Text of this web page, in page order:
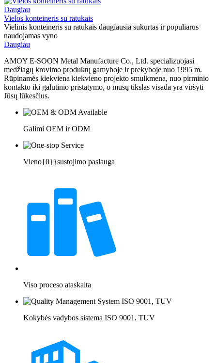
Daugiau
Vielos konteineris su ratukais
Vielinis konteineris su ratukais daugiausia sukurtas ir populiarus
naudojamas vyno
Daugiau
AMOY E-SOON Metal Manufacture Co., Ltd. specializuojasi
medžiagų krovimo produktų gamyboje ir prekyboje nuo 1995 m.
Rūpinamės kiekviena kiekvieno projekto smulkmena, nuo pirminio
kontakto iki galutinio pristatymo, o mūsų tikslas visada yra viršyti
Jūsų lūkesčius.
Galimi OEM ir ODM
Vieno{0}}sustojimo paslauga
Viso proceso ataskaita
Kokybės vadybos sistema ISO 9001, TUV